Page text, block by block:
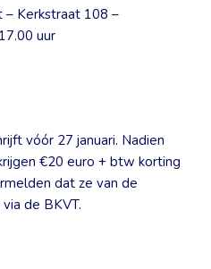
– Kerkstraat 108 –
uur
vóór 27 januari. Nadien
€20 euro + btw korting
dat ze van de
de BKVT.